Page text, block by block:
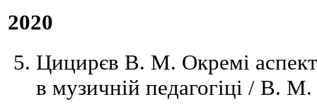
2020
Цицирєв В. М. Окремі
в музичній педагогіці / В.